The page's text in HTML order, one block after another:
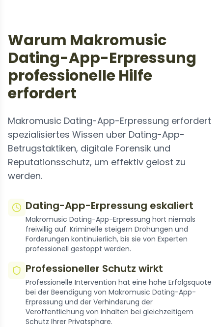
Warum Makromusic
Dating-App-Erpressung
professionelle Hilfe
erfordert
Makromusic Dating-App-Erpressung erfordert
spezialisiertes Wissen uber Dating-App-
Betrugstaktiken, digitale Forensik und
Reputationsschutz, um effektiv gelost zu
werden.
Dating-App-Erpressung eskaliert
Makromusic Dating-App-Erpressung hort niemals
freiwillig auf. Kriminelle steigern Drohungen und
Forderungen kontinuierlich, bis sie von Experten
professionell gestoppt werden.
Professioneller Schutz wirkt
Professionelle Intervention hat eine hohe Erfolgsquote
bei der Beendigung von Makromusic Dating-App-
Erpressung und der Verhinderung der
Veroffentlichung von Inhalten bei gleichzeitigem
Schutz Ihrer Privatsphare.